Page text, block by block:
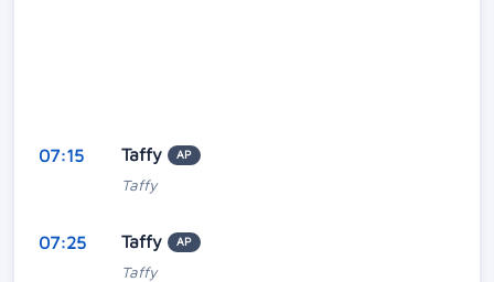
07:15 Taffy AP
Taffy
07:25 Taffy AP
Taffy